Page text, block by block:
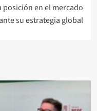
posición en el mercado
su estrategia global